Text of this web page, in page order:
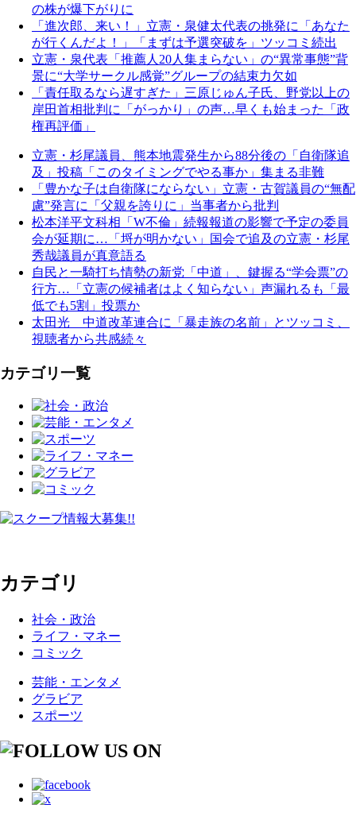
の株が爆下がりに
「進次郎、来い！」立憲・泉健太代表の挑発に「あなた
が行くんだよ！」「まずは予選突破を」ツッコミ続出
立憲・泉代表「推薦人20人集まらない」の“異常事態”背
景に“大学サークル感覚”グループの結束力欠如
「責任取るなら遅すぎた」三原じゅん子氏、野党以上の
岸田首相批判に「がっかり」の声…早くも始まった「政
権再評価」
立憲・杉尾議員、熊本地震発生から88分後の「自衛隊追
及」投稿「このタイミングでやる事か」集まる非難
「豊かな子は自衛隊にならない」立憲・古賀議員の“無配
慮”発言に「父親を誇りに」当事者から批判
松本洋平文科相「W不倫」続報報道の影響で予定の委員
会が延期に…「埒が明かない」国会で追及の立憲・杉尾
秀哉議員が真意語る
自民と一騎打ち情勢の新党「中道」、鍵握る“学会票”の
行方…「立憲の候補者はよく知らない」声漏れるも「最
低でも5割」投票か
太田光 中道改革連合に「暴走族の名前」とツッコミ、
視聴者から共感続々
カテゴリ一覧
カテゴリ
社会・政治
ライフ・マネー
コミック
芸能・エンタメ
グラビア
スポーツ